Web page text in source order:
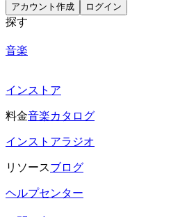
アカウント作成 ログイン
探す
音楽
インストア
料金音楽カタログ
インストアラジオ
リソースブログ
ヘルプセンター